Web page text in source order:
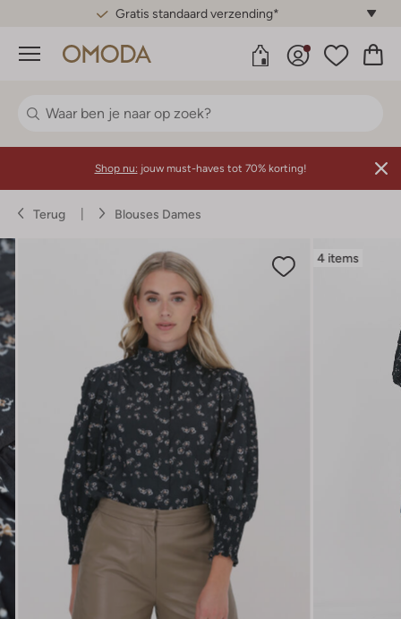
Gratis standaard verzending*
Menu
Shop nu: jouw must-haves tot 70% korting!
Terug Blouses Dames
4 items